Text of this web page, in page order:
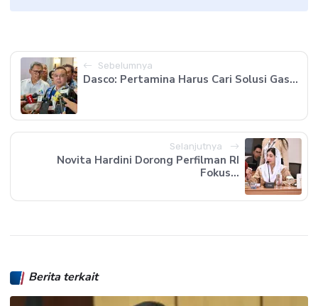
Sebelumnya
Dasco: Pertamina Harus Cari Solusi Gas...
Selanjutnya
Novita Hardini Dorong Perfilman RI
Fokus...
Berita terkait